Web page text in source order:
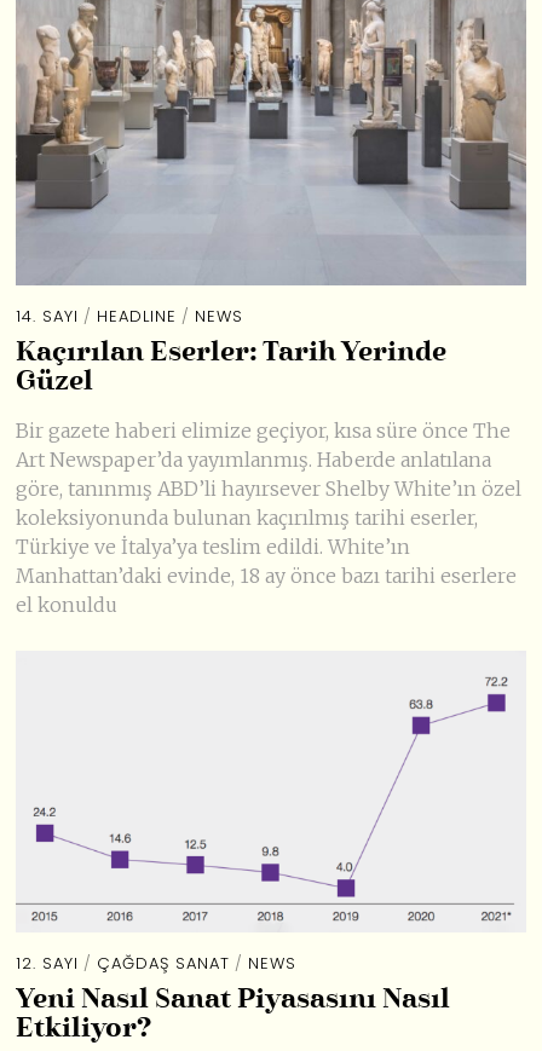
14. SAYI / HEADLINE / NEWS
Kaçırılan Eserler: Tarih Yerinde
Güzel
Bir gazete haberi elimize geçiyor, kısa süre önce The
Art Newspaper’da yayımlanmış. Haberde anlatılana
göre, tanınmış ABD’li hayırsever Shelby White’ın özel
koleksiyonunda bulunan kaçırılmış tarihi eserler,
Türkiye ve İtalya’ya teslim edildi. White’ın
Manhattan’daki evinde, 18 ay önce bazı tarihi eserlere
el konuldu
12. SAYI / ÇAĞDAŞ SANAT / NEWS
Yeni Nasıl Sanat Piyasasını Nasıl
Etkiliyor?